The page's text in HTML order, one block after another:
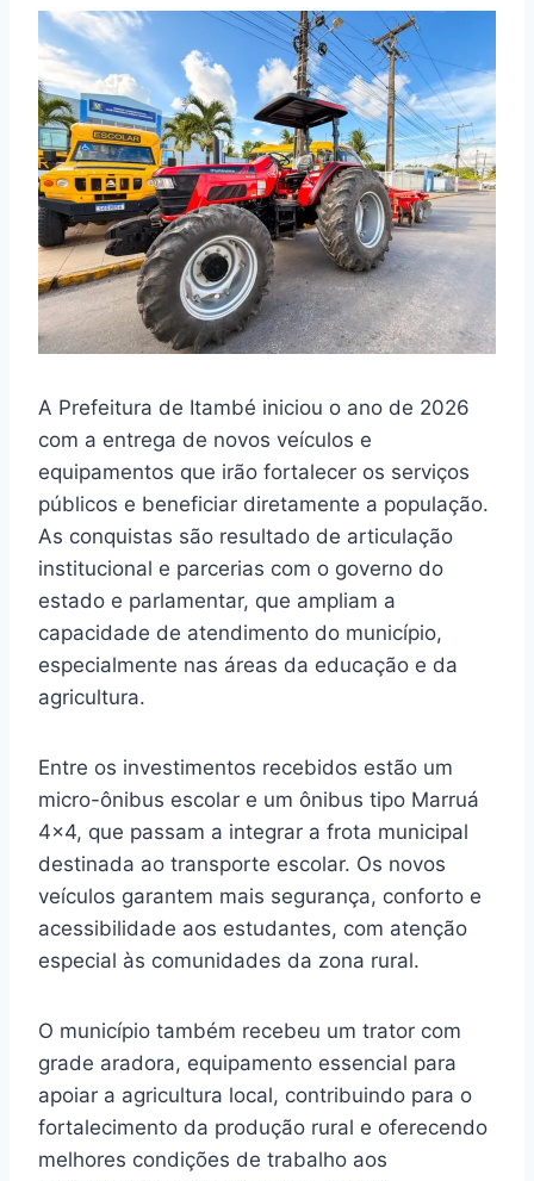
A Prefeitura de Itambé iniciou o ano de 2026
com a entrega de novos veículos e
equipamentos que irão fortalecer os serviços
públicos e beneficiar diretamente a população.
As conquistas são resultado de articulação
institucional e parcerias com o governo do
estado e parlamentar, que ampliam a
capacidade de atendimento do município,
especialmente nas áreas da educação e da
agricultura.
Entre os investimentos recebidos estão um
micro-ônibus escolar e um ônibus tipo Marruá
4×4, que passam a integrar a frota municipal
destinada ao transporte escolar. Os novos
veículos garantem mais segurança, conforto e
acessibilidade aos estudantes, com atenção
especial às comunidades da zona rural.
O município também recebeu um trator com
grade aradora, equipamento essencial para
apoiar a agricultura local, contribuindo para o
fortalecimento da produção rural e oferecendo
melhores condições de trabalho aos